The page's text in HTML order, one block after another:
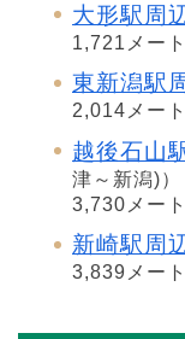
大形駅周
1,721メー
東新潟駅
2,014メー
越後石山
津～新潟)）
3,730メー
新崎駅周
3,839メー